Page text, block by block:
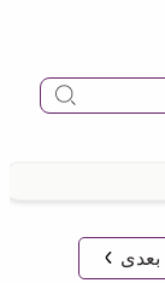
بعدی